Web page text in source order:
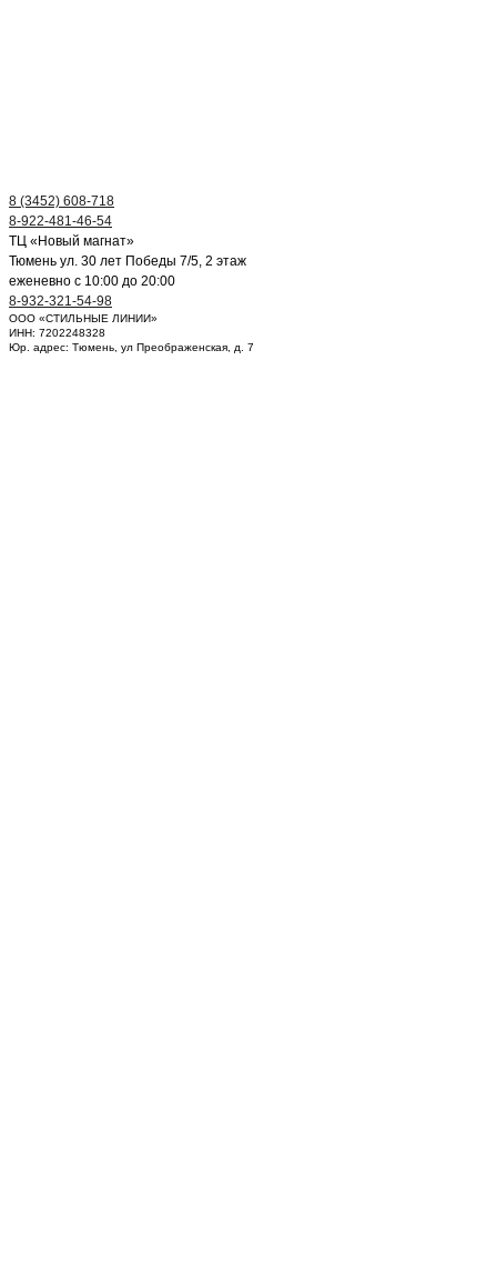
8 (3452) 608-718
8-922-481-46-54
ТЦ «Новый магнат»
Тюмень ул. 30 лет Победы 7/5, 2 этаж
еженевно с 10:00 до 20:00
8-932-321-54-98
ООО «СТИЛЬНЫЕ ЛИНИИ»
ИНН: 7202248328
Юр. адрес: Тюмень, ул Преображенская, д. 7